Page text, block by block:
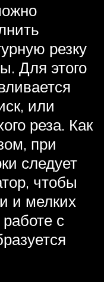
резку
Для этого
или
реза. Как
при
следует
чтобы
и мелких
с